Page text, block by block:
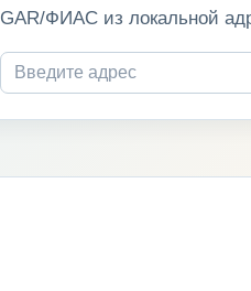
GAR/ФИАС из локальной